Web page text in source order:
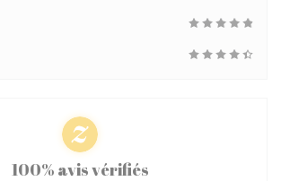
100% avis vérifiés